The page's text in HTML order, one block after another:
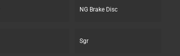
NG Brake Disc
Sgr